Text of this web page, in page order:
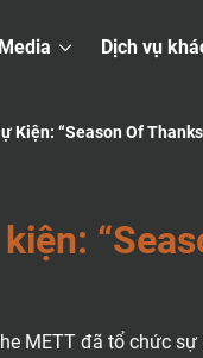
Media Dịch vụ
Kiện: “Season Of
KIỆN: “SEAS
METT đã tổ chức sự